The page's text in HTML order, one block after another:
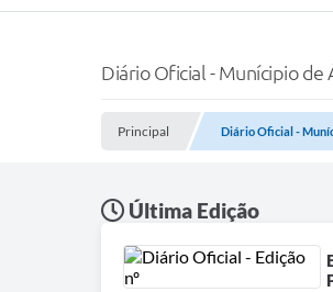
Diário Oficial - Munícipio de
Principal Diário Oficial -
Última Edição